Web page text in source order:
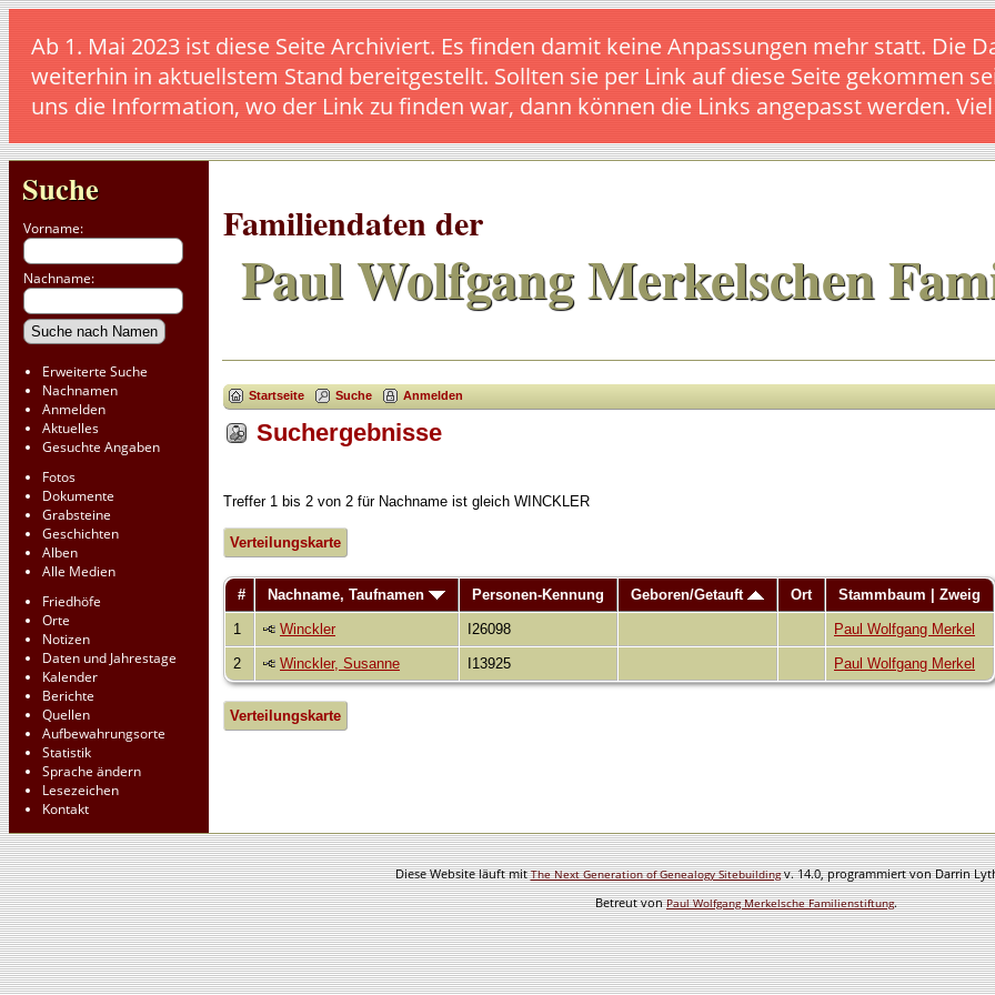
Ab 1. Mai 2023 ist diese Seite Archiviert. Es finden damit keine Anpassungen mehr statt. Die
weiterhin in aktuellstem Stand bereitgestellt. Sollten sie per Link auf diese Seite gekommen
uns die Information, wo der Link zu finden war, dann können die Links angepasst werden.
Suche
Vorname:
Nachname:
Erweiterte Suche
Nachnamen
Anmelden
Aktuelles
Gesuchte Angaben
Fotos
Dokumente
Grabsteine
Geschichten
Alben
Alle Medien
Friedhöfe
Orte
Notizen
Daten und Jahrestage
Kalender
Berichte
Quellen
Aufbewahrungsorte
Statistik
Sprache ändern
Lesezeichen
Kontakt
Familiendaten der
Paul Wolfgang Merkelschen
Startseite Suche Anmelden
Suchergebnisse
Treffer 1 bis 2 von 2 für Nachname ist gleich WINCKLER
Verteilungskarte
# Nachname, Taufnamen Personen-Kennung Geboren/Getauft Ort Stammbaum | Zweig
1 Winckler I26098 Paul Wolfgang Merkel
2 Winckler, Susanne I13925 Paul Wolfgang Merkel
Verteilungskarte
Diese Website läuft mitThe Next Generation of Genealogy Sitebuildingv. 14.0, programmiert von Darrin
Betreut vonPaul Wolfgang Merkelsche Familienstiftung.